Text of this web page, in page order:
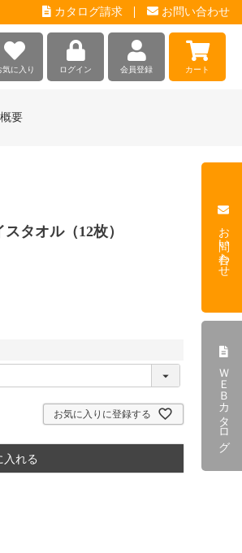
カタログ請求 お問い合わせ
気に入り ログイン 会員登録 カート
要
タオル（12枚）
お気に入りに登録する
入れる
お問い合わせ
ＷＥＢカタログ